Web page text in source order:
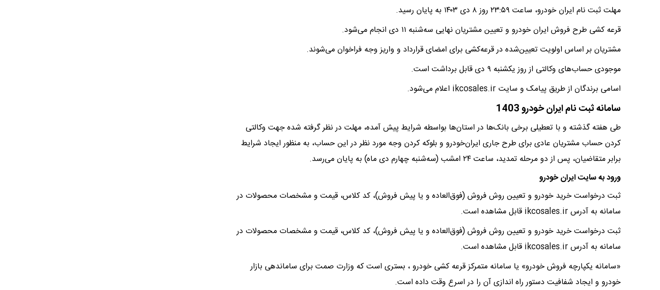
مهلت ثبت نام ایران خودرو، ساعت ۲۳:۵۹ روز ۸ دی ۱۴۰۳ به پایان رسید.
قرعه کشی طرح فروش ایران خودرو و تعیین مشتریان نهایی سه‌شنبه ۱۱ دی انجام می‌شود.
مشتریان بر اساس اولویت تعیین‌شده در قرعه‌کشی برای امضای قرارداد و واریز وجه فراخوان می‌شوند.
موجودی حساب‌های وکالتی از روز یکشنبه ۹ دی قابل برداشت است.
اسامی برندگان از طریق پیامک و سایت ikcosales.ir اعلام می‌شود.
سامانه ثبت نام ایران خودرو 1403
طی هفته گذشته و با تعطیلی برخی بانک‌ها در استان‌ها بواسطه شرایط پیش آمده، مهلت در نظر گرفته شده جهت وکالتی
کردن حساب مشتریان عادی برای طرح جاری ایران‌خودرو و بلوکه کردن وجه مورد نظر در این حساب، به منظور ایجاد شرایط
برابر متقاضیان، پس از دو مرحله‌ تمدید، ساعت ۲۴ امشب (سه‌شنبه چهارم دی ماه) به پایان می‌رسد.
ورود به سایت ایران خودرو
ثبت درخواست خرید خودرو و تعیین روش فروش (فوق‌العاده و یا پیش فروش)، کد کلاس، قیمت و مشخصات محصولات در
سامانه به آدرس ikcosales.ir قابل مشاهده است.
ثبت درخواست خرید خودرو و تعیین روش فروش (فوق‌العاده و یا پیش فروش)، کد کلاس، قیمت و مشخصات محصولات در
سامانه به آدرس ikcosales.ir قابل مشاهده است.
«سامانه یکپارچه فروش خودرو» یا سامانه متمرکز قرعه کشی خودرو ، بستری است که وزارت صمت برای ساماندهی بازار
خودرو و ایجاد شفافیت دستور راه اندازی آن را در اسرع وقت داده است.